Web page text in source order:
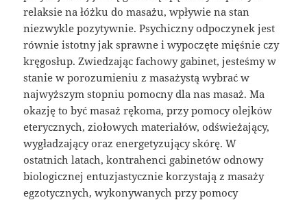
relaksie na łóżku do masażu, wpływie na stan
niezwykle pozytywnie. Psychiczny odpoczynek jest
równie istotny jak sprawne i wypoczęte mięśnie czy
kręgosłup. Zwiedzając fachowy gabinet, jesteśmy w
stanie w porozumieniu z masażystą wybrać w
najwyższym stopniu pomocny dla nas masaż. Ma
okazję to być masaż rękoma, przy pomocy olejków
eterycznych, ziołowych materiałów, odświeżający,
wygładzający oraz energetyzujący skórę. W
ostatnich latach, kontrahenci gabinetów odnowy
biologicznej entuzjastycznie korzystają z masaży
egzotycznych, wykonywanych przy pomocy